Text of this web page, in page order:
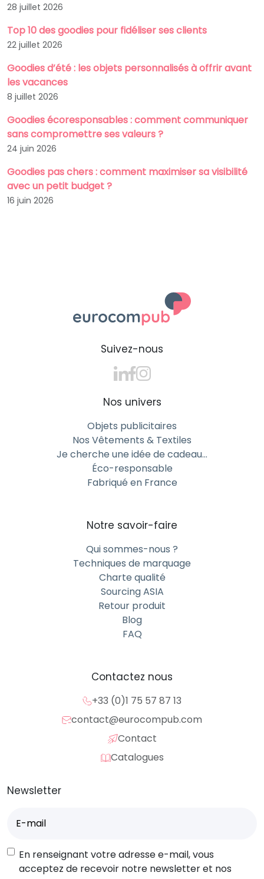
28 juillet 2026
Top 10 des goodies pour fidéliser ses clients
22 juillet 2026
Goodies d’été : les objets personnalisés à offrir avant
les vacances
8 juillet 2026
Goodies écoresponsables : comment communiquer
sans compromettre ses valeurs ?
24 juin 2026
Goodies pas chers : comment maximiser sa visibilité
avec un petit budget ?
16 juin 2026
Suivez-nous
Nos univers
Objets publicitaires
Nos Vêtements & Textiles
Je cherche une idée de cadeau…
Éco-responsable
Fabriqué en France
Notre savoir-faire
Qui sommes-nous ?
Techniques de marquage
Charte qualité
Sourcing ASIA
Retour produit
Blog
FAQ
Contactez nous
+33 (0)1 75 57 87 13
contact@eurocompub.com
Contact
Catalogues
Newsletter
mail(Nécessaire)
RGPD
En renseignant votre adresse e-mail, vous
acceptez de recevoir notre newsletter et nos